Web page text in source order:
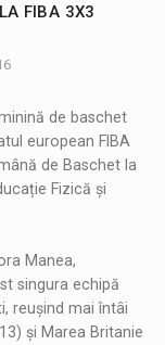
FIBA 3X3
de baschet
european FIBA
de Baschet la
Fizică și
Manea,
singura echipă
reușind mai întâi
și Marea Britanie